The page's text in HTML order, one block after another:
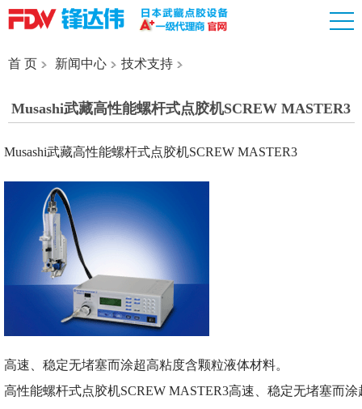
首 页 新闻中心 技术支持
Musashi武藏高性能螺杆式点胶机SCREW MASTER3
Musashi武藏高性能螺杆式点胶机SCREW MASTER3
高速、稳定无堵塞而涂超高粘度含颗粒液体材料。
高性能螺杆式点胶机SCREW MASTER3高速、稳定无堵塞而涂